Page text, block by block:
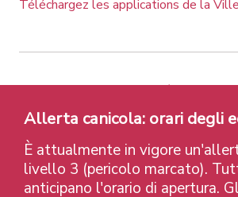
Téléchargez les applications de la
Contatti Liens
Avis légal
Politique de confidentialité
Labels
Credits
© 2026 Città di Lugano
Allerta canicola: orari degli
È attualmente in vigore
livello 3 (pericolo marcato).
anticipano l'orario di apertura.